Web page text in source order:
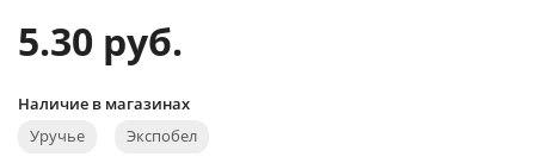
5.30 руб.
Наличие в магазинах
Уручье Экспобел